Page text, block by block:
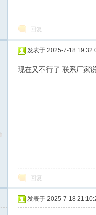
回复
发表于 2025-7-18
现在又不行了 联系厂家
回复
发表于 2025-7-18